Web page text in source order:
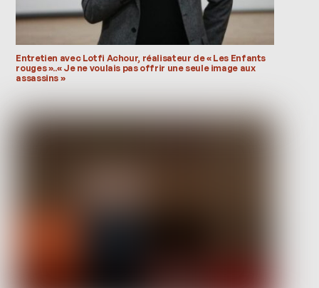
Entretien avec Lotfi Achour, réalisateur de « Les Enfants
rouges »..« Je ne voulais pas offrir une seule image aux
assassins »